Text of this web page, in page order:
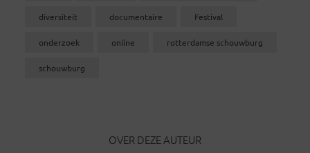
diversiteit documentaire Festival
onderzoek online rotterdamse schouwburg
schouwburg
OVER DEZE AUTEUR